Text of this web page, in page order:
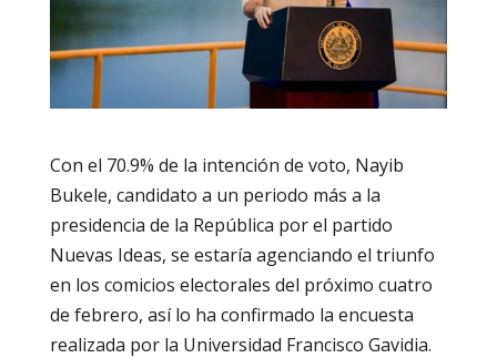
Con el 70.9% de la intención de voto, Nayib
Bukele, candidato a un periodo más a la
presidencia de la República por el partido
Nuevas Ideas, se estaría agenciando el triunfo
en los comicios electorales del próximo cuatro
de febrero, así lo ha confirmado la encuesta
realizada por la Universidad Francisco Gavidia.